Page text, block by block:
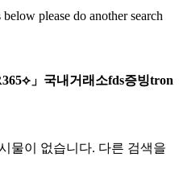
please do another search
」국내거래소fds증빙tron
물이 없습니다. 다른 검색을